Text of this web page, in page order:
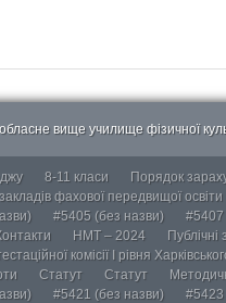
вище училище фізичної
8-11 класи Порядок
фахової передвищої освіти
#5405 (без назви) #5407
НМТ – 2024 Публічні
комісії І рівня
Статут Статут
#5421 (без назви) #5423